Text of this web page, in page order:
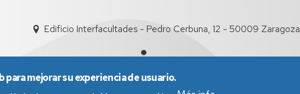
Edificio Interfacultades - Pedro Cerbuna, 12 - 50009 Zaragoza
mejorar su experiencia de usuario.